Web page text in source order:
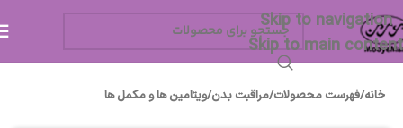
Skip to navigation
Skip to main content
خانه/فهرست محصولات/مراقبت بدن/ویتامین ها و مکمل ها